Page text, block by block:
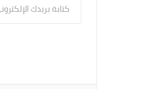
الإلكتروني...